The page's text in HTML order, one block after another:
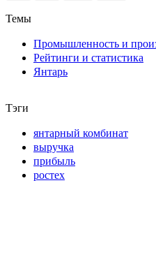
Темы
Промышленность и
Рейтинги и статистика
Янтарь
Тэги
янтарный комбинат
выручка
прибыль
ростех